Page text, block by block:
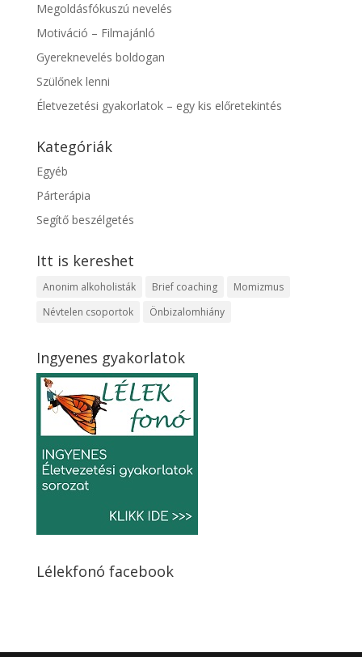
Megoldásfókuszú nevelés
Motiváció – Filmajánló
Gyereknevelés boldogan
Szülőnek lenni
Életvezetési gyakorlatok – egy kis előretekintés
Kategóriák
Egyéb
Párterápia
Segítő beszélgetés
Itt is kereshet
Anonim alkoholisták Brief coaching
Momizmus
Névtelen csoportok
Önbizalomhiány
Ingyenes gyakorlatok
Lélekfonó facebook